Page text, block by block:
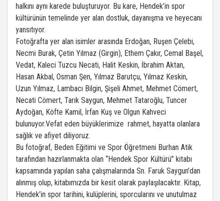
halkını aynı karede buluşturuyor. Bu kare, Hendek’in spor
kültürünün temelinde yer alan dostluk, dayanışma ve heyecanı
yansıtıyor.
Fotoğrafta yer alan isimler arasında Erdoğan, Ruşen Çelebi,
Necmi Burak, Çetin Yılmaz (Girgin), Ethem Çakır, Cemal Başel,
Vedat, Kaleci Tuzcu Necati, Halit Keskin, İbrahim Aktan,
Hasan Akbal, Osman Şen, Yılmaz Barutçu, Yılmaz Keskin,
Uzun Yılmaz, Lambacı Bilgin, Şişeli Ahmet, Mehmet Cömert,
Necati Cömert, Tarık Saygun, Mehmet Tataroğlu, Tuncer
Aydoğan, Köfte Kamil, İrfan Kuş ve Olgun Kahveci
bulunuyor.Vefat eden büyüklerimize rahmet, hayatta olanlara
sağlık ve afiyet diliyoruz.
Bu fotoğraf, Beden Eğitimi ve Spor Öğretmeni Burhan Atik
tarafından hazırlanmakta olan “Hendek Spor Kültürü” kitabı
kapsamında yapılan saha çalışmalarında Sn. Faruk Saygun’dan
alınmış olup, kitabımızda bir kesit olarak paylaşılacaktır. Kitap,
Hendek’in spor tarihini, kulüplerini, sporcularını ve unutulmaz